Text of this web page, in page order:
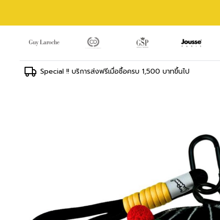
Special !! บริการส่งฟรีเมื่อซื้อครบ 1,500 บาทขึ้นไป